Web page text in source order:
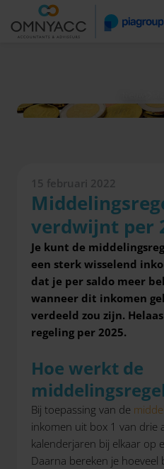
Vestigingen
15 februari 2022
verdwijnt per
Je kunt de
een sterk wisselend
dat je per saldo meer
wanneer dit inkomen
verdeeld zou zijn.
regeling per 2025.
Hoe werkt de
Bij toepassing van de
inkomen uit box 1 van drie
kalenderjaren bij elkaar op
Daarna bereken je hoeveel